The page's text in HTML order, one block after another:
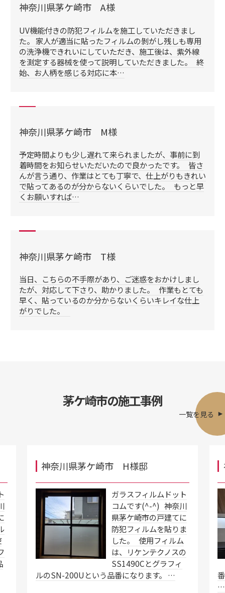
神奈川県茅ケ崎市 A様
UV機能付きの防犯フィルムを施工していただきまし
た。 家人が適当に貼ったフィルムの剝がし残しも専用
の洗浄機できれいにしていただき、施工後は、紫外線
を測定する器械を使って説明していただきました。 終
始、お人柄を感じる対応に本…
神奈川県茅ケ崎市 M様
予定時間よりも少し遅れて来られましたが、事前に到
着時間をお知らせいただいたので良かったです。 皆さ
んが言う通り、作業はとても丁寧で、仕上がりもきれい
で貼ってあるのが分からないくらいでした。 もっと早
くお願いすれば…
神奈川県茅ケ崎市 T様
当日、こちらの不手際があり、ご迷惑をおかけしまし
たが、対応して下さり、助かりました。 作業もとても
早く、貼っているのか分からないくらいキレイな仕上
がりでした。
茅ケ崎市の施工事例
一覧を見る
神奈川県茅ケ崎市 H様邸
ガラスフィルムドット
コムです(^-^) 神奈川
県茅ケ崎市の戸建てに
防犯フィルムを貼りま
した。 使用フィルム
は、リケンテクノスの
SS1490Cとグラフィ
ルのSN-200Uという品番になります。 …
…